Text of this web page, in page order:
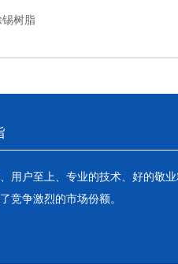
锡树脂
用户至上、专业的技术、好的敬
竞争激烈的市场份额。